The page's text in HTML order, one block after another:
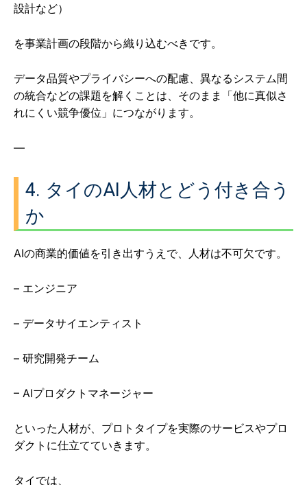
設計など）
を事業計画の段階から織り込むべきです。
データ品質やプライバシーへの配慮、異なるシステム間
の統合などの課題を解くことは、そのまま「他に真似さ
れにくい競争優位」につながります。
—
4. タイのAI人材とどう付き合う
か
AIの商業的価値を引き出すうえで、人材は不可欠です。
– エンジニア
– データサイエンティスト
– 研究開発チーム
– AIプロダクトマネージャー
といった人材が、プロトタイプを実際のサービスやプロ
ダクトに仕立てていきます。
タイでは、